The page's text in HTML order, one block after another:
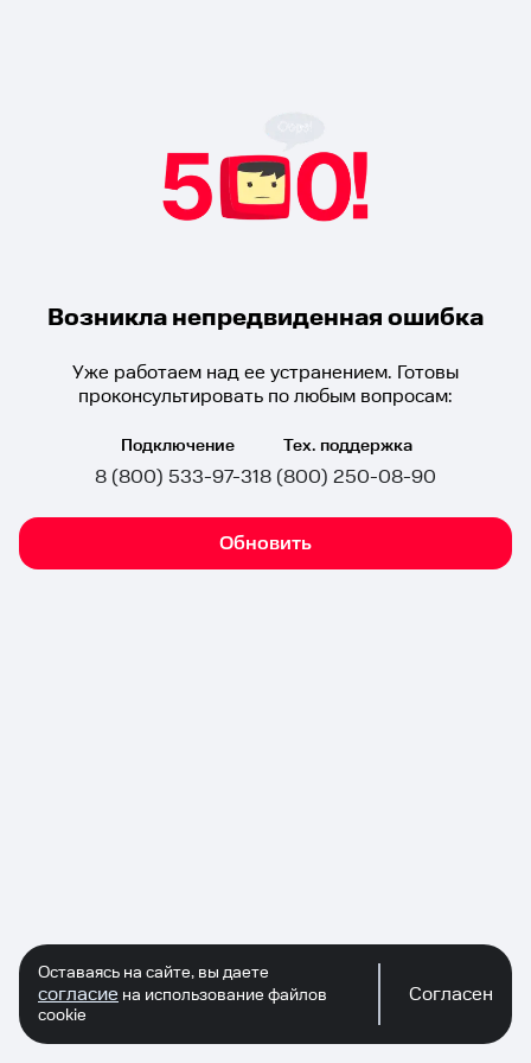
Возникла непредвиденная ошибка
Уже работаем над ее устранением. Готовы
проконсультировать по любым вопросам:
Подключение
8 (800) 533-97-31
Тех. поддержка
8 (800) 250-08-90
Обновить
Оставаясь на сайте, вы даете
согласие на использование файлов
cookie
Согласен